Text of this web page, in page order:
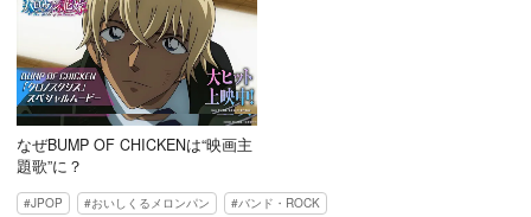
なぜBUMP OF CHICKENは“映画主
題歌”に？
JPOP おいしくるメロンパン バンド・ROCK